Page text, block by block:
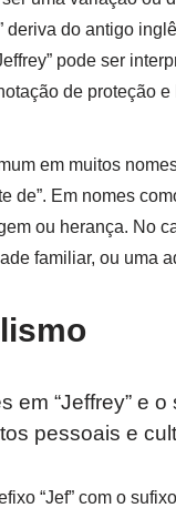
deriva do antigo
pode ser
de proteção
em muitos
de”. Em nomes
ou herança. No
familiar, ou uma
em “Jeffrey” e
pessoais e
“Jef” com o